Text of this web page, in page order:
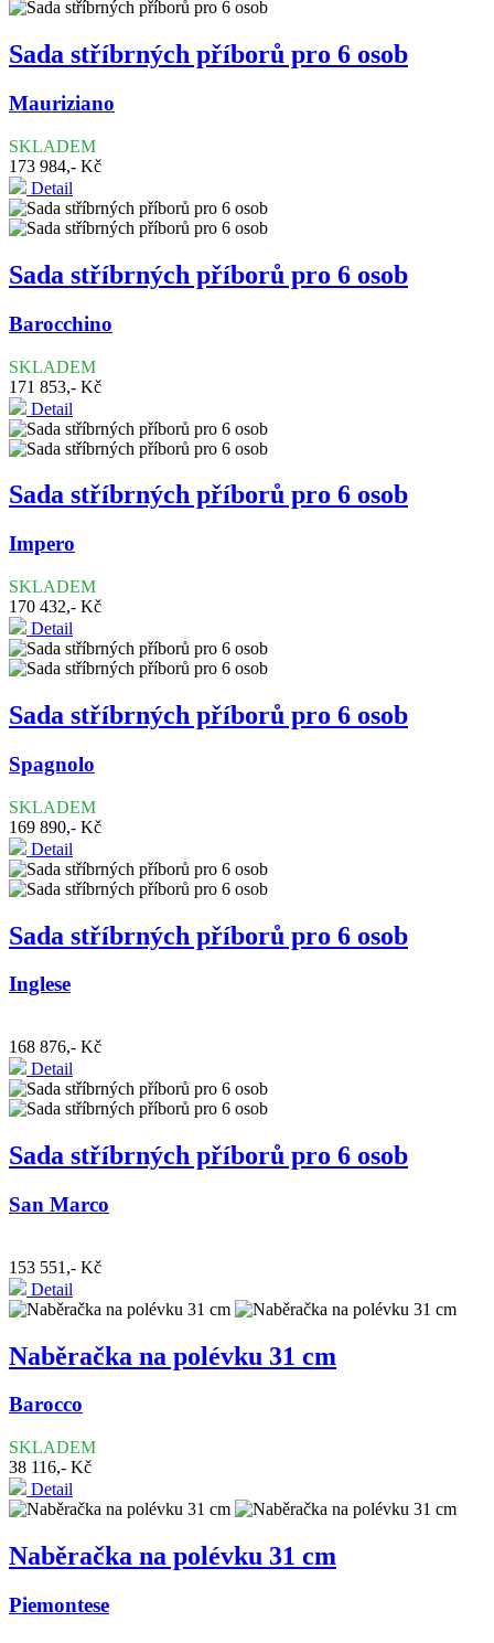
Sada stříbrných příborů pro 6 osob
Mauriziano
SKLADEM
173 984,- Kč
Detail
Sada stříbrných příborů pro 6 osob
Barocchino
SKLADEM
171 853,- Kč
Detail
Sada stříbrných příborů pro 6 osob
Impero
SKLADEM
170 432,- Kč
Detail
Sada stříbrných příborů pro 6 osob
Spagnolo
SKLADEM
169 890,- Kč
Detail
Sada stříbrných příborů pro 6 osob
Inglese
168 876,- Kč
Detail
Sada stříbrných příborů pro 6 osob
San Marco
153 551,- Kč
Detail
Naběračka na polévku 31 cm
Barocco
SKLADEM
38 116,- Kč
Detail
Naběračka na polévku 31 cm
Piemontese